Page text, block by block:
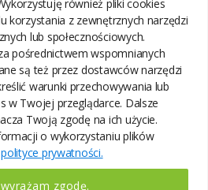
również pliki cookies
korzystania z zewnętrznych narzędzi
lub społecznościowych.
pośrednictwem wspomnianych
są też przez dostawców narzędzi
warunki przechowywania lub
w Twojej przeglądarce. Dalsze
Twoją zgodę na ich użycie.
o wykorzystaniu plików
polityce prywatności.
zgodę.